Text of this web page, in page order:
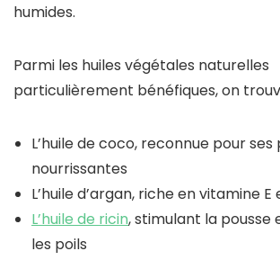
humides.
Parmi les huiles végétales naturelles
particulièrement bénéfiques, on
L’huile de coco, reconnue pour
nourrissantes
L’huile d’argan, riche en vitamine
L’huile de ricin, stimulant la
les poils